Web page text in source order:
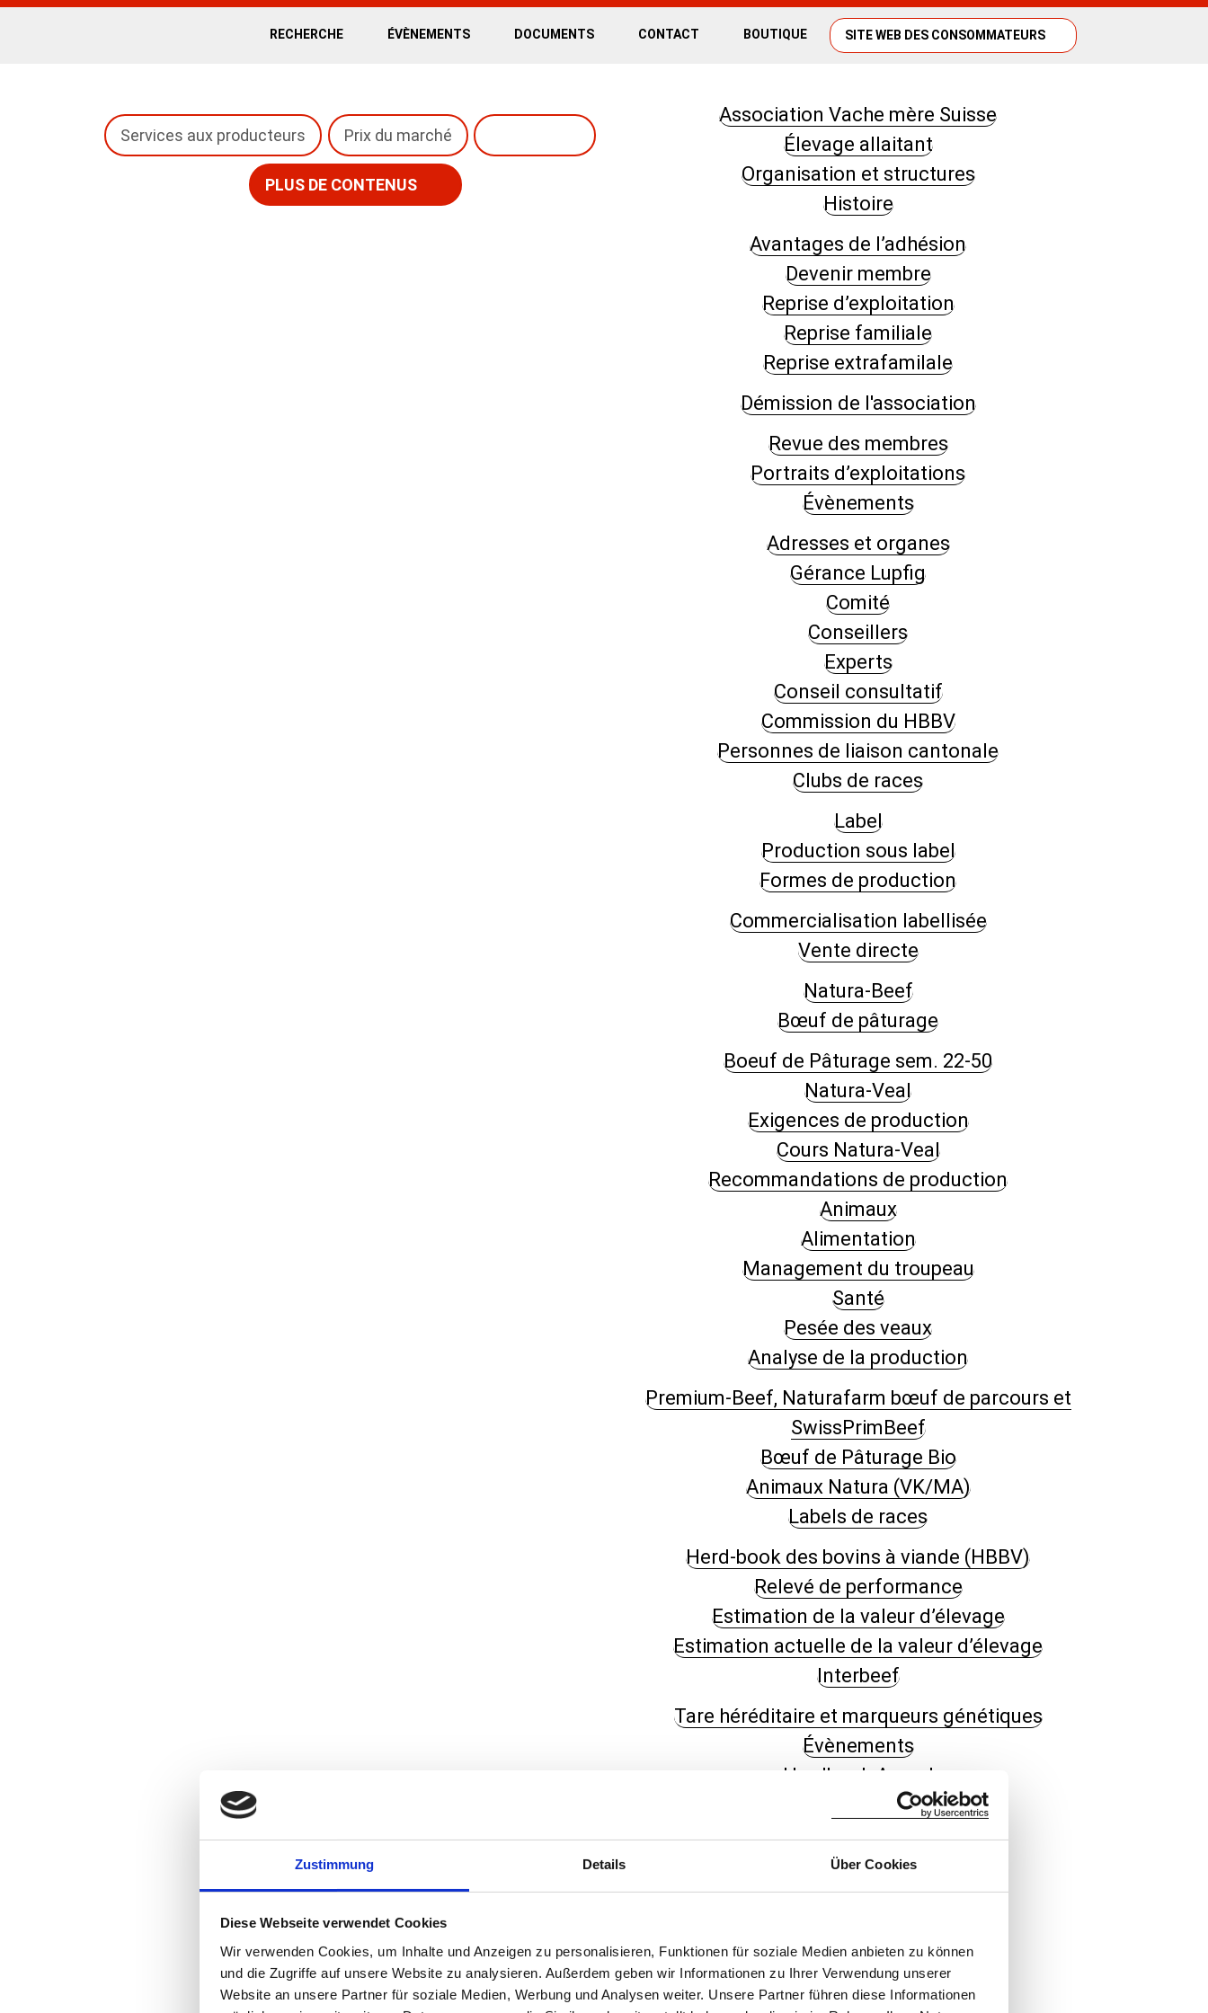
Zustimmung Details Über Cookies
Diese Webseite verwendet Cookies
Wir verwenden Cookies, um Inhalte und Anzeigen zu personalisieren, Funktionen für soziale Medien anbieten zu können
und die Zugriffe auf unsere Website zu analysieren. Außerdem geben wir Informationen zu Ihrer Verwendung unserer
Website an unsere Partner für soziale Medien, Werbung und Analysen weiter. Unsere Partner führen diese Informationen
RECHERCHE ÉVÈNEMENTS DOCUMENTS CONTACT BOUTIQUE SITE WEB DES CONSOMMATEURS
Services aux producteurs Prix du marché
PLUS DE CONTENUS
Association Vache mère Suisse
Élevage allaitant
Organisation et structures
Histoire
Avantages de l’adhésion
Devenir membre
Reprise d’exploitation
Reprise familiale
Reprise extrafamilale
Démission de l'association
Revue des membres
Portraits d’exploitations
Évènements
Adresses et organes
Gérance Lupfig
Comité
Conseillers
Experts
Conseil consultatif
Commission du HBBV
Personnes de liaison cantonale
Clubs de races
Label
Production sous label
Formes de production
Commercialisation labellisée
Vente directe
Natura-Beef
Bœuf de pâturage
Boeuf de Pâturage sem. 22-50
Natura-Veal
Exigences de production
Cours Natura-Veal
Recommandations de production
Animaux
Alimentation
Management du troupeau
Santé
Pesée des veaux
Analyse de la production
Premium-Beef, Naturafarm bœuf de parcours et
SwissPrimBeef
Bœuf de Pâturage Bio
Animaux Natura (VK/MA)
Labels de races
Herd-book des bovins à viande (HBBV)
Relevé de performance
Estimation de la valeur d’élevage
Estimation actuelle de la valeur d’élevage
Interbeef
Tare héréditaire et marqueurs génétiques
Évènements
Herdbook Award
Marché de taureaux
Swissopen
Jeunes éleveurs
Prix du marché
Archives des prix du marché